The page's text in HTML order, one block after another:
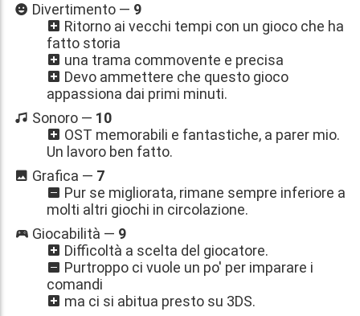
Divertimento — 9
Ritorno ai vecchi tempi con un gioco che ha
fatto storia
una trama commovente e precisa
Devo ammettere che questo gioco
appassiona dai primi minuti.
Sonoro — 10
OST memorabili e fantastiche, a parer mio.
Un lavoro ben fatto.
Grafica — 7
Pur se migliorata, rimane sempre inferiore a
molti altri giochi in circolazione.
Giocabilità — 9
Difficoltà a scelta del giocatore.
Purtroppo ci vuole un po' per imparare i
comandi
ma ci si abitua presto su 3DS.